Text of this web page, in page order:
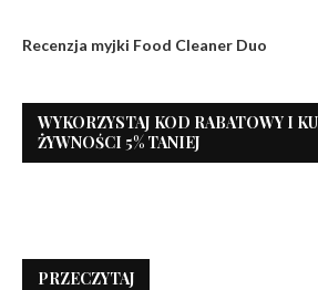
Recenzja myjki Food Cleaner Duo
WYKORZYSTAJ KOD RABATOWY I
ŻYWNOŚCI 5% TANIEJ
PRZECZYTAJ